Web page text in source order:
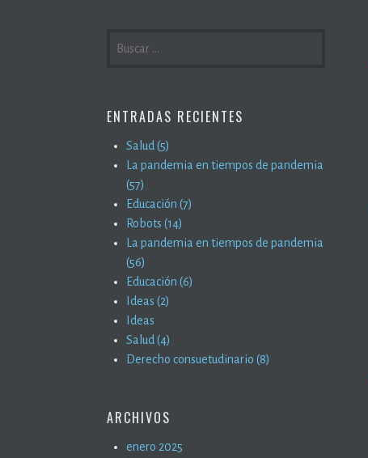
ENTRADAS RECIENTES
Salud (5)
La pandemia en tiempos de pandemia
(57)
Educación (7)
Robots (14)
La pandemia en tiempos de pandemia
(56)
Educación (6)
Ideas (2)
Ideas
Salud (4)
Derecho consuetudinario (8)
ARCHIVOS
enero 2025